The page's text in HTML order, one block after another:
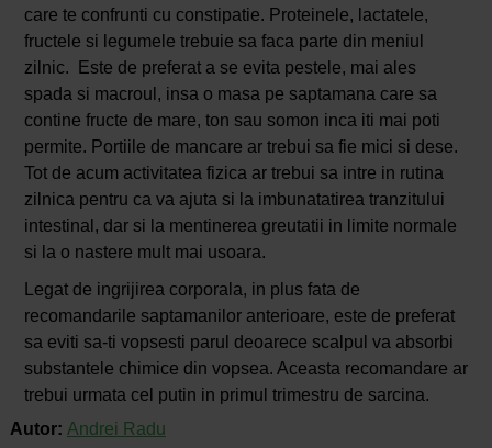
care te confrunti cu constipatie. Proteinele, lactatele,
fructele si legumele trebuie sa faca parte din meniul
zilnic. Este de preferat a se evita pestele, mai ales
spada si macroul, insa o masa pe saptamana care sa
contine fructe de mare, ton sau somon inca iti mai poti
permite. Portiile de mancare ar trebui sa fie mici si dese.
Tot de acum activitatea fizica ar trebui sa intre in rutina
zilnica pentru ca va ajuta si la imbunatatirea tranzitului
intestinal, dar si la mentinerea greutatii in limite normale
si la o nastere mult mai usoara.
Legat de ingrijirea corporala, in plus fata de
recomandarile saptamanilor anterioare, este de preferat
sa eviti sa-ti vopsesti parul deoarece scalpul va absorbi
substantele chimice din vopsea. Aceasta recomandare ar
trebui urmata cel putin in primul trimestru de sarcina.
Autor: Andrei Radu